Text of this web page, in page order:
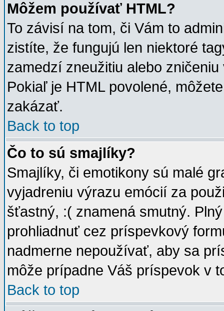
Môžem používať HTML?
To závisí na tom, či Vám to
zistíte, že fungujú len niektoré
zamedzí zneužitiu alebo
Pokiaľ je HTML povolené,
zakázať.
Back to top
Čo to sú smajlíky?
Smajlíky, či emotikony sú malé
vyjadreniu výrazu emócií za
šťastný, :( znamená smutný.
prohliadnuť cez príspevkový
nadmerne nepoužívať, aby sa
môže prípadne Váš príspevok v
Back to top